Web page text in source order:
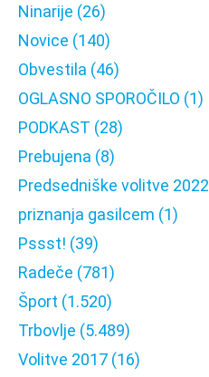
Ninarije (26)
Novice (140)
Obvestila (46)
OGLASNO SPOROČILO (1)
PODKAST (28)
Prebujena (8)
Predsedniške volitve 2022
priznanja gasilcem (1)
Pssst! (39)
Radeče (781)
Šport (1.520)
Trbovlje (5.489)
Volitve 2017 (16)